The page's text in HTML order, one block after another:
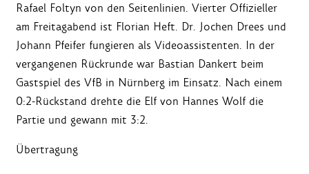
Rafael Foltyn von den Seitenlinien. Vierter Offizieller
am Freitagabend ist Florian Heft. Dr. Jochen Drees und
Johann Pfeifer fungieren als Videoassistenten. In der
vergangenen Rückrunde war Bastian Dankert beim
Gastspiel des VfB in Nürnberg im Einsatz. Nach einem
0:2-Rückstand drehte die Elf von Hannes Wolf die
Partie und gewann mit 3:2.
Übertragung